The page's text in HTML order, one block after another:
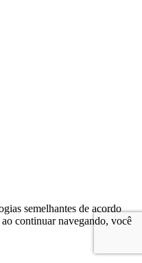
semelhantes de acordo
continuar navegando, você